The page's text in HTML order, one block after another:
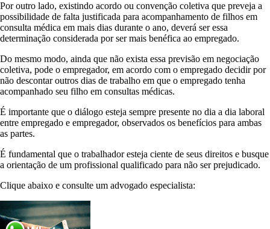
Por outro lado, existindo acordo ou convenção coletiva que preveja a
possibilidade de falta justificada para acompanhamento de filhos em
consulta médica em mais dias durante o ano, deverá ser essa
determinação considerada por ser mais benéfica ao empregado.
Do mesmo modo, ainda que não exista essa previsão em negociação
coletiva, pode o empregador, em acordo com o empregado decidir por
não descontar outros dias de trabalho em que o empregado tenha
acompanhado seu filho em consultas médicas.
É importante que o diálogo esteja sempre presente no dia a dia laboral
entre empregado e empregador, observados os benefícios para ambas
as partes.
É fundamental que o trabalhador esteja ciente de seus direitos e busque
a orientação de um profissional qualificado para não ser prejudicado.
Clique abaixo e consulte um advogado especialista: